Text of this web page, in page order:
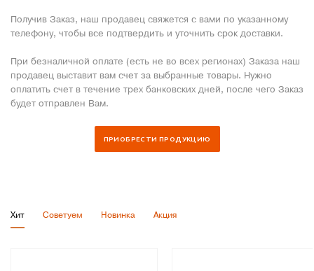
Получив Заказ, наш продавец свяжется с вами по указанному
телефону, чтобы все подтвердить и уточнить срок доставки.
При безналичной оплате (есть не во всех регионах) Заказа наш
продавец выставит вам счет за выбранные товары. Нужно
оплатить счет в течение трех банковских дней, после чего Заказ
будет отправлен Вам.
Хит Советуем Новинка Акция